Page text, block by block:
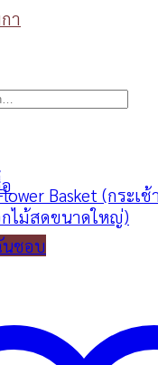
นชอบ
Basket (กระเ
กไม้สดขนาดใหญ่)